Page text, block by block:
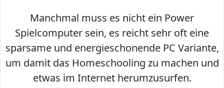
Manchmal muss es nicht ein Power
Spielcomputer sein, es reicht sehr oft eine
sparsame und energieschonende PC Variante,
um damit das Homeschooling zu machen und
etwas im Internet herumzusurfen.